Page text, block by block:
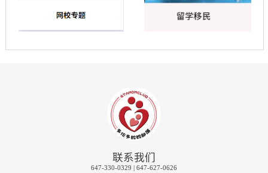
联系我们
647-330-0329 | 647-627-0626